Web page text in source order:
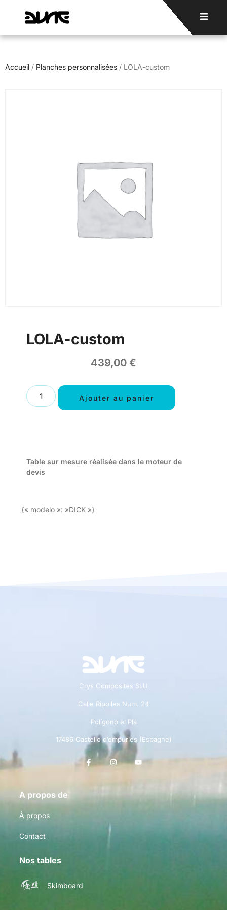
Accueil / Planches personnalisées / LOLA-custom
LOLA-custom
439,00 €
Ajouter au panier
Table sur mesure réalisée dans le moteur de
devis
{« modelo »: »DICK »}
Crys Composites SLU
Calle Ripolles Num. 24
Polígono el Pla
17486 Castello d’empuries (Espagne)
A propos de
À propos
Contact
Nos tables
Skimboard